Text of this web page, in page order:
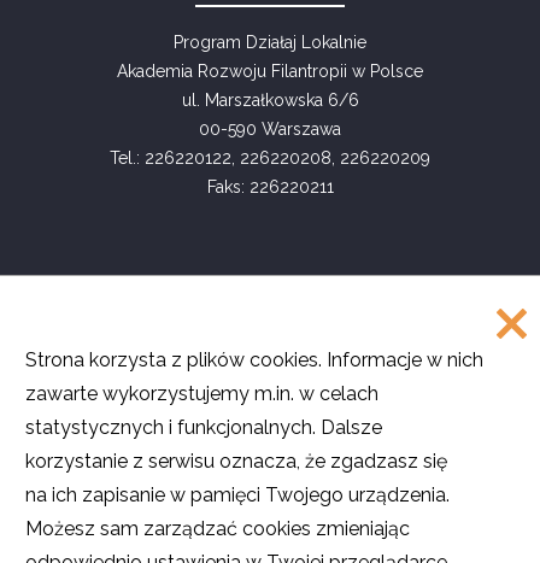
Program Działaj Lokalnie
Akademia Rozwoju Filantropii w Polsce
ul. Marszałkowska 6/6
00-590 Warszawa
Tel.: 226220122, 226220208, 226220209
Faks: 226220211
COPYRIGHT
Akademia Rozwoju Filantropii w Polsce
2016
Projekt i realizacja
Strona korzysta z plików cookies. Informacje w nich
zawarte wykorzystujemy m.in. w celach
statystycznych i funkcjonalnych. Dalsze
korzystanie z serwisu oznacza, że zgadzasz się
na ich zapisanie w pamięci Twojego urządzenia.
Możesz sam zarządzać cookies zmieniając